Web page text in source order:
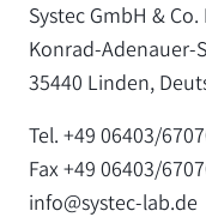
Systec GmbH & Co.
Konrad-Adenauer-
35440 Linden,
Tel. +49 06403/
Fax +49 06403/
info@systec-lab.de